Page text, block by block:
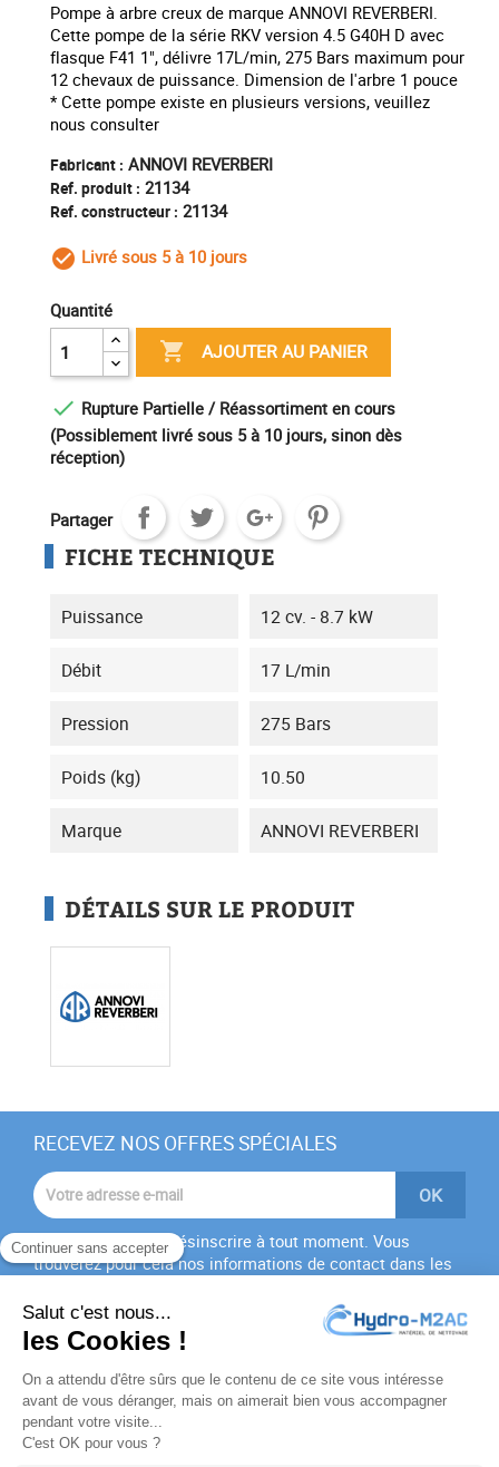
Pompe à arbre creux de marque ANNOVI REVERBERI.
Cette pompe de la série RKV version 4.5 G40H D avec
flasque F41 1", délivre 17L/min, 275 Bars maximum pour
12 chevaux de puissance. Dimension de l'arbre 1 pouce
* Cette pompe existe en plusieurs versions, veuillez
nous consulter
Fabricant : ANNOVI REVERBERI
Ref. produit : 21134
Ref. constructeur : 21134
check_circle_outline
Livré sous 5 à 10 jours
Quantité
 AJOUTER AU PANIER
 Rupture Partielle / Réassortiment en cours
(Possiblement livré sous 5 à 10 jours, sinon dès
réception)
Partager
FICHE TECHNIQUE
Puissance 12 cv. - 8.7 kW
Débit 17 L/min
Pression 275 Bars
Poids (kg) 10.50
Marque ANNOVI REVERBERI
DÉTAILS SUR LE PRODUIT
RECEVEZ NOS OFFRES SPÉCIALES
Vous pouvez vous désinscrire à tout moment. Vous
trouverez pour cela nos informations de contact dans les
J'accepte lesconditions générales
politique de
confidentialité
PRODUITS